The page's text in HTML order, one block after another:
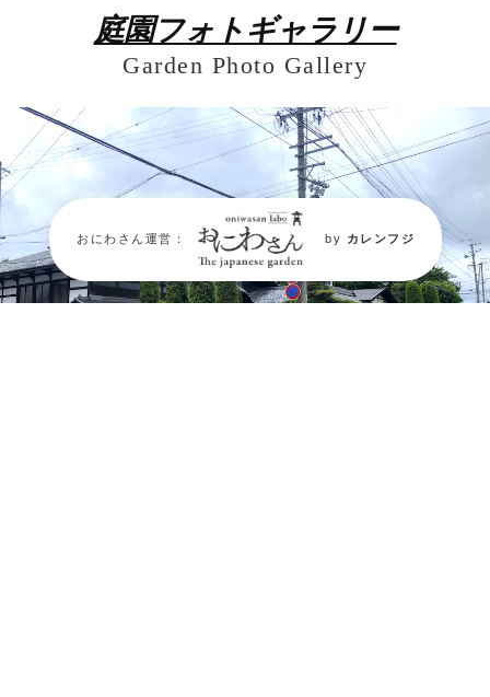
庭園フォトギャラリー
Garden Photo Gallery
おにわさん運営： by カレンフジ